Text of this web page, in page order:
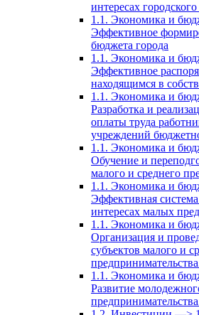
интересах городского
1.1. Экономика и
Эффективное
бюджета города
1.1. Экономика и
Эффективное
находящимся в
1.1. Экономика и
Разработка и
оплаты труда
учреждений
1.1. Экономика и
Обучение и
малого и среднего
1.1. Экономика и
Эффективная
интересах малых
1.1. Экономика и
Организация и
субъектов малого и
1.1. Экономика и
Развитие